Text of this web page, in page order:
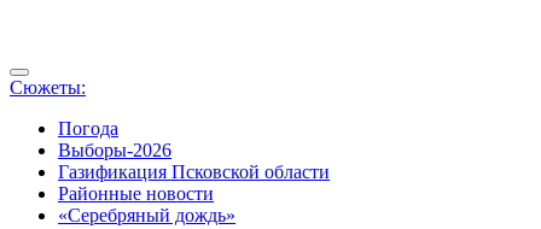
Сюжеты:
Погода
Выборы-2026
Газификация Псковской области
Районные новости
«Серебряный дождь»